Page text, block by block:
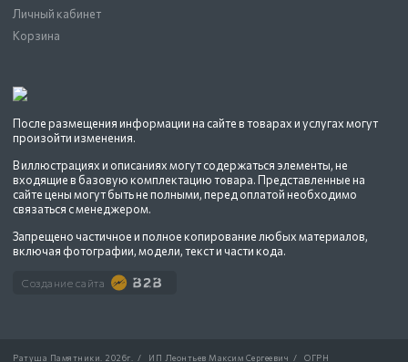
После размещения информации на сайте в товарах и услугах могут
произойти изменения.
В иллюстрациях и описаниях могут содержаться элементы, не
входящие в базовую комплектацию товара. Представленные на
сайте цены могут быть не полными, перед оплатой необходимо
связаться с менеджером.
Запрещено частичное и полное копирование любых материалов,
включая фотографии, модели, текст и части кода.
Создание сайта
Личный кабинет
Корзина
Ратуша Памятники. 2026г. / ИП Леонтьев Максим Сергеевич /
ОГРН